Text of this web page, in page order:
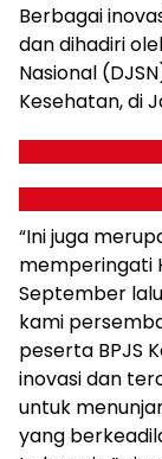
Berbagai
dan dihadiri
Nasional
Kesehatan, di
“Ini juga
memperingati
September
kami
peserta BPJS
inovasi dan
untuk
yang